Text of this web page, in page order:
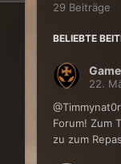
29 Beiträge
BELIEBTE
22.
Forum! Zum
zu zum